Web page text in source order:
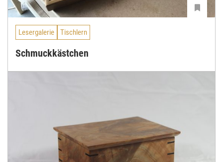
Lesergalerie Tischlern
Schmuckkästchen